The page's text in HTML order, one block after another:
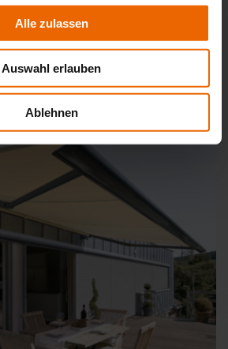
Alle zulassen
Auswahl erlauben
Ablehnen
Gelenkarm-Markise Terrea H60